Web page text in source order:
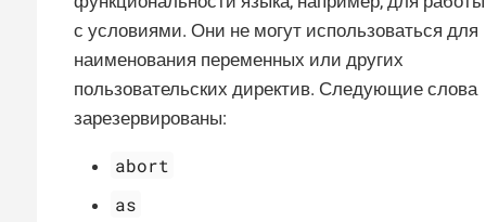
с условиями. Они не могут использоваться для
наименования переменных или других
пользовательских директив. Следующие слова
зарезервированы:
abort
as